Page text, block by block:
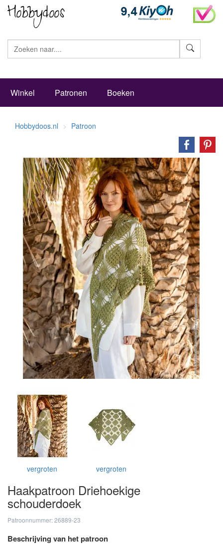
Winkel Patronen Boeken
Hobbydoos.nl Patroon
vergroten vergroten
Haakpatroon Driehoekige
schouderdoek
Patroonnummer: 26889-23
Beschrijving van het patroon